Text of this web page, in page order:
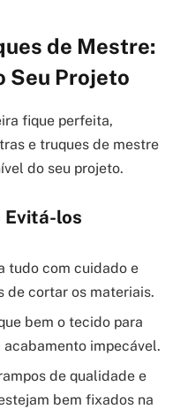
de Mestre:
Seu Projeto
fique perfeita,
e truques de mestre
do seu projeto.
Evitá-los
tudo com cuidado e
de cortar os materiais.
bem o tecido para
impecável.
de qualidade e
bem fixados na